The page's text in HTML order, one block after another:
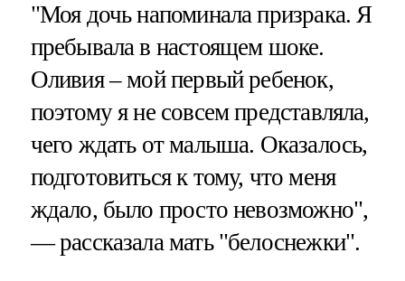
"Моя дочь напоминала призрака. Я
пребывала в настоящем шоке.
Оливия – мой первый ребенок,
поэтому я не совсем представляла,
чего ждать от малыша. Оказалось,
подготовиться к тому, что меня
ждало, было просто невозможно",
— рассказала мать "белоснежки".